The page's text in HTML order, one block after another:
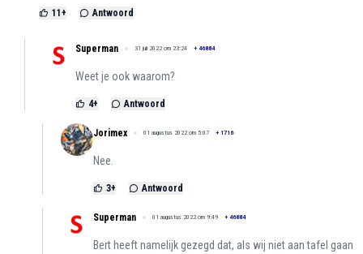
11 + Antwoord
Superman 31 juli 2022 om 23:24 + 46884
Weet je ook waarom?
4+ Antwoord
Jorimex 01 augustus 2022 om 5:07 + 1716
Nee.
3+ Antwoord
Superman 01 augustus 2022 om 9:49 + 46884
Bert heeft namelijk gezegd dat, als wij niet aan tafel gaan